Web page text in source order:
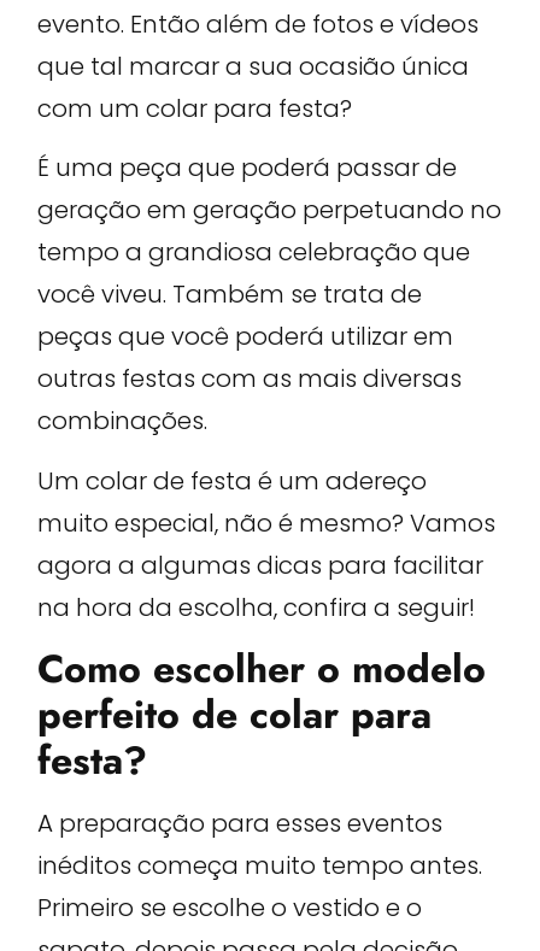
evento. Então além de fotos e vídeos
que tal marcar a sua ocasião única
com um colar para festa?
É uma peça que poderá passar de
geração em geração perpetuando no
tempo a grandiosa celebração que
você viveu. Também se trata de
peças que você poderá utilizar em
outras festas com as mais diversas
combinações.
Um colar de festa é um adereço
muito especial, não é mesmo? Vamos
agora a algumas dicas para facilitar
na hora da escolha, confira a seguir!
Como escolher o modelo
perfeito de colar para
festa?
A preparação para esses eventos
inéditos começa muito tempo antes.
Primeiro se escolhe o vestido e o